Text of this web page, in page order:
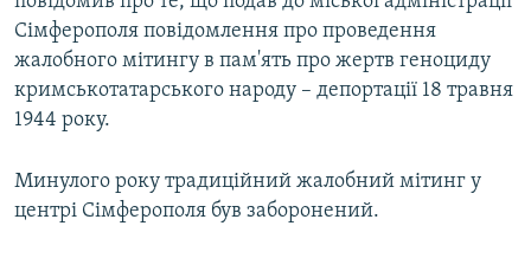
Сімферополя повідомлення про проведення
жалобного мітингу в пам'ять про жертв геноциду
кримськотатарського народу – депортації 18 травня
1944 року.
Минулого року традиційний жалобний мітинг у
центрі Сімферополя був заборонений.